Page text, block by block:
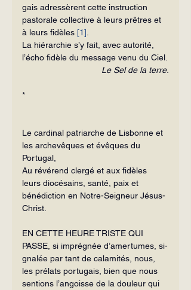
gais adressèrent cette instruction
pastorale collective à leurs prêtres et
à leurs fidèles [1]
La hiérarchie s’y fait, avec autorité,
l’écho fidèle du message venu du Ciel.
Le Sel de la terre.
*
Le cardinal patriarche de Lisbonne et
les archevêques et évêques du
Portugal,
Au révérend clergé et aux fidèles
leurs diocésains, santé, paix et
bénédiction en Notre-Seigneur Jésus-
Christ.
EN CETTE HEURE TRISTE QUI
PASSE, si imprégnée d’amertumes, si­
gnalée par tant de calamités, nous,
les prélats portugais, bien que nous
sentions l’angoisse de la douleur qui